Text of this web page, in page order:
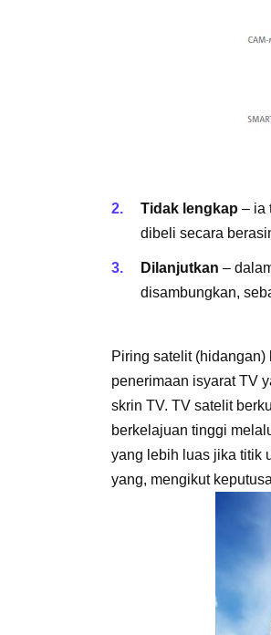
Tidak lengkap – ia
dibeli secara
Dilanjutkan –
disambungkan,
Piring satelit
penerimaan isyarat TV
skrin TV. TV satelit
berkelajuan tinggi
yang lebih luas jika titik
yang, mengikut